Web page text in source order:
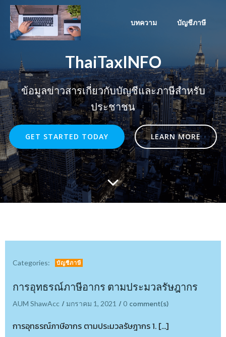
บทความ บัญชีภาษี
ThaiTaxINFO
ข้อมูลข่าวสารเกี่ยวกับบัญชีและภาษีสำหรับ
ประชาชน
GET STARTED TODAY LEARN MORE
Categories: บัญชีภาษี
การอุทธรณ์ภาษีอากร ตามประมวลรัษฎากร
AUM ShawAcc / มกราคม 1, 2021 /0 comment(s)
การอุทธรณ์ภาษีอากร ตามประมวลรัษฎากร 1. […]